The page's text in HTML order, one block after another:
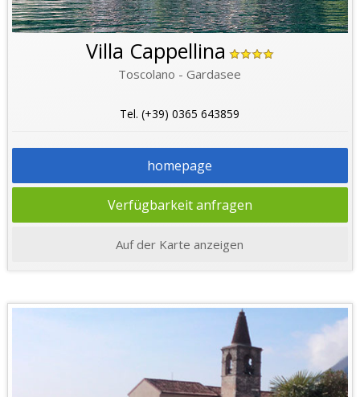
Villa Cappellina
Toscolano - Gardasee
Tel. (+39) 0365 643859
homepage
Verfügbarkeit anfragen
Auf der Karte anzeigen